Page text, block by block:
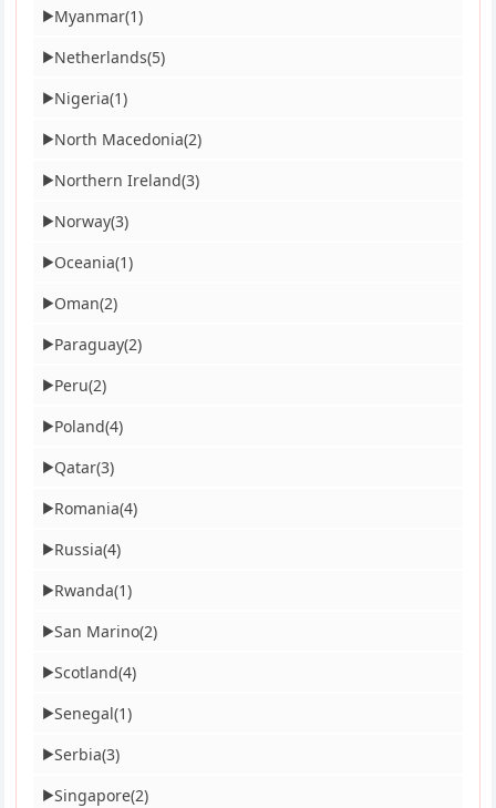
▶Myanmar(1)
▶Netherlands(5)
▶Nigeria(1)
▶North Macedonia(2)
▶Northern Ireland(3)
▶Norway(3)
▶Oceania(1)
▶Oman(2)
▶Paraguay(2)
▶Peru(2)
▶Poland(4)
▶Qatar(3)
▶Romania(4)
▶Russia(4)
▶Rwanda(1)
▶San Marino(2)
▶Scotland(4)
▶Senegal(1)
▶Serbia(3)
▶Singapore(2)